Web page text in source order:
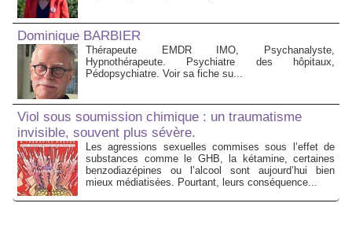
Dominique BARBIER
Thérapeute EMDR IMO, Psychanalyste,
Hypnothérapeute. Psychiatre des hôpitaux,
Pédopsychiatre. Voir sa fiche su...
Viol sous soumission chimique : un traumatisme
invisible, souvent plus sévère.
Les agressions sexuelles commises sous l’effet de
substances comme le GHB, la kétamine, certaines
benzodiazépines ou l’alcool sont aujourd’hui bien
mieux médiatisées. Pourtant, leurs conséquence...